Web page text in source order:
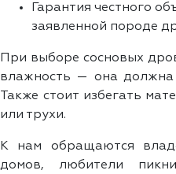
Гарантия честного
заявленной породе
При выборе сосновых
влажность — она должна
Также стоит избегать
или трухи.
К нам обращаются
домов, любители